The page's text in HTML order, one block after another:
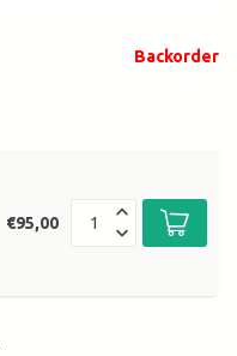
Backorder
€95,00